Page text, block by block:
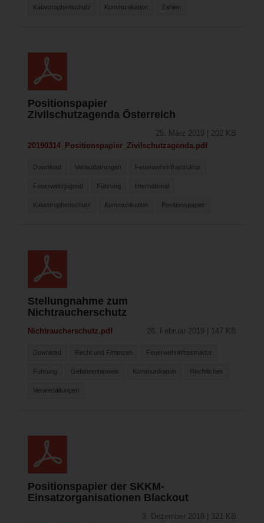
Katastrophenschutz Kommunikation Zahlen
Positionspapier
Zivilschutzagenda Österreich
25. März 2019 | 202 KB
20190314_Positionspapier_Zivilschutzagenda.pdf
Download Verlautbarungen Feuerwehrinfrastruktur
Feuerwehrjugend Führung International
Katastrophenschutz Kommunikation Positionspapier
Stellungnahme zum
Nichtraucherschutz
26. Februar 2019 | 147 KB
Nichtraucherschutz.pdf
Download Recht und Finanzen Feuerwehrinfrastruktur
Führung Gefahrenhinweis Kommunikation Rechtliches
Veranstaltungen
Positionspapier der SKKM-
Einsatzorganisationen Blackout
3. Dezember 2018 | 321 KB